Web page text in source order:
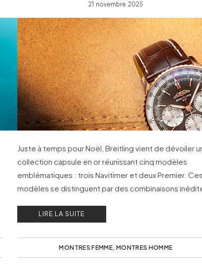
21 novembre 2025
Juste à temps pour Noël, Breitling vient de dévoiler
collection capsule en or réunissant cinq modèles
emblématiques : trois Navitimer et deux Premier.
modèles se distinguent par des combinaisons
LIRE LA SUITE
MONTRES FEMME, MONTRES HOMME